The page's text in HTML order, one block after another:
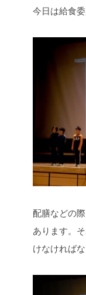
今日は給食
配膳などの
あります。
けなければ